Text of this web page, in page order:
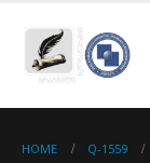
HOME
Q-1559